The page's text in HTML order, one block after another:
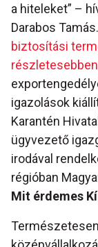
a hiteleket” –
Darabos Tamás.
biztosítási
igazolások
Karantén
ügyvezető
irodával
régióban
Mit érdemes